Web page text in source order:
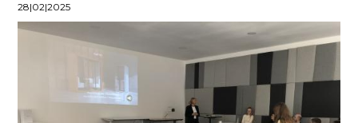
28|02|2025